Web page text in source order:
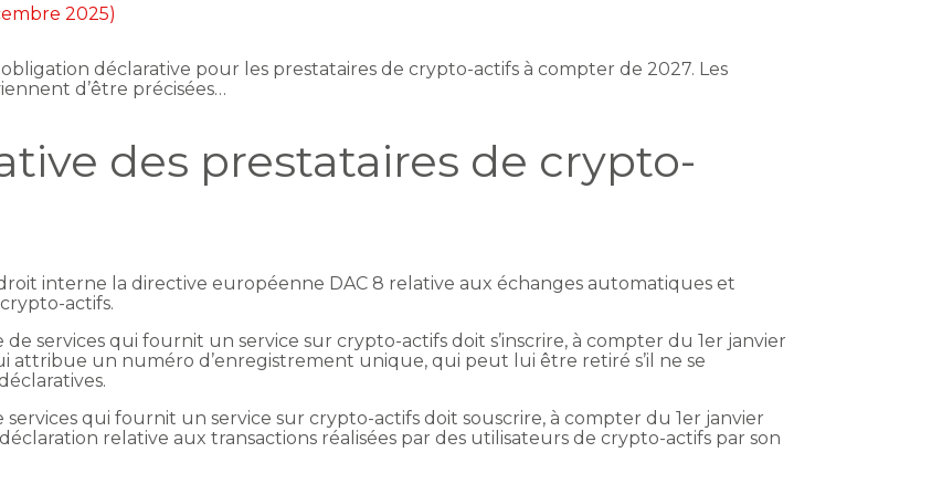
2025)
déclarative pour les prestataires de crypto-actifs à compter de 2027. Les
d’être précisées…
des prestataires de crypto-
interne la directive européenne DAC 8 relative aux échanges automatiques et
actifs.
services qui fournit un service sur crypto-actifs doit s’inscrire, à compter du 1er janvier
attribue un numéro d’enregistrement unique, qui peut lui être retiré s’il ne se
qui fournit un service sur crypto-actifs doit souscrire, à compter du 1er janvier
relative aux transactions réalisées par des utilisateurs de crypto-actifs par son